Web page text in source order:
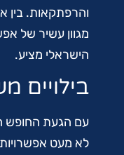
והרפתקאות. בין
מגוון עשיר של
הישראלי מציע.
בילויים
עם הגעת החופש
לא מעט אפשרויות